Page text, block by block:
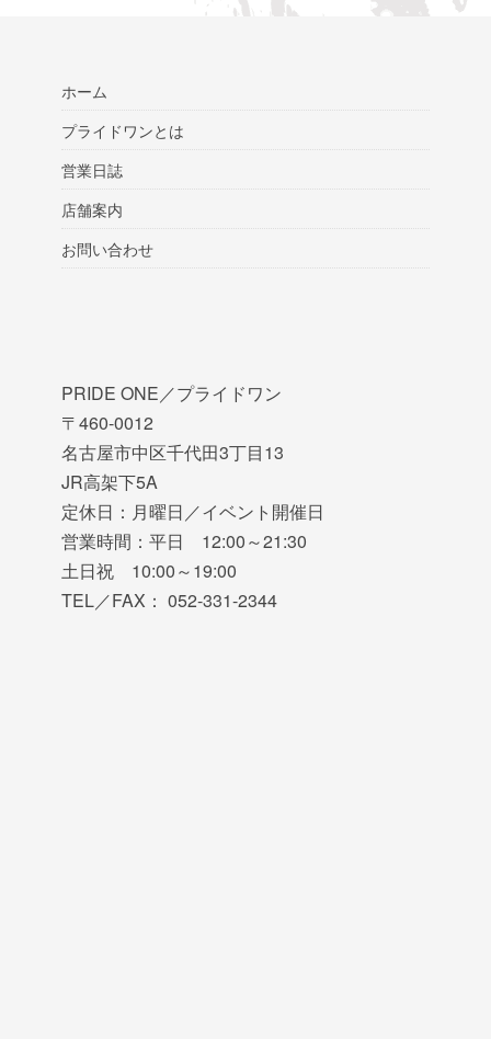
ホーム
プライドワンとは
営業日誌
店舗案内
お問い合わせ
PRIDE ONE／プライドワン
〒460-0012
名古屋市中区千代田3丁目13
JR高架下5A
定休日：月曜日／イベント開催日
営業時間：平日 12:00～21:30
土日祝 10:00～19:00
TEL／FAX： 052-331-2344